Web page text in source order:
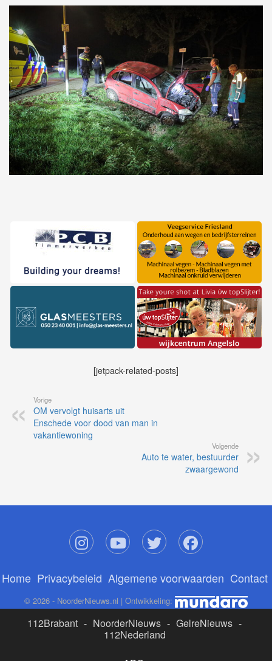
[jetpack-related-posts]
Vorige
OM vervolgt huisarts uit
Enschede voor dood van man in
vakantiewoning
Volgende
Auto te water, bestuurder
zwaargewond
Home Privacybeleid Algemene voorwaarden Contact
© 2026 - NoorderNieuws.nl | Ontwikkeling:
112Brabant - NoorderNieuws - GelreNieuws -
112Nederland